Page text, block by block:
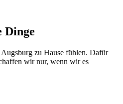
Dinge
zu Hause fühlen. Dafür
wir nur, wenn wir es